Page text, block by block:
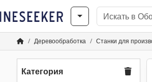
Деревообработка Станки для
Категория